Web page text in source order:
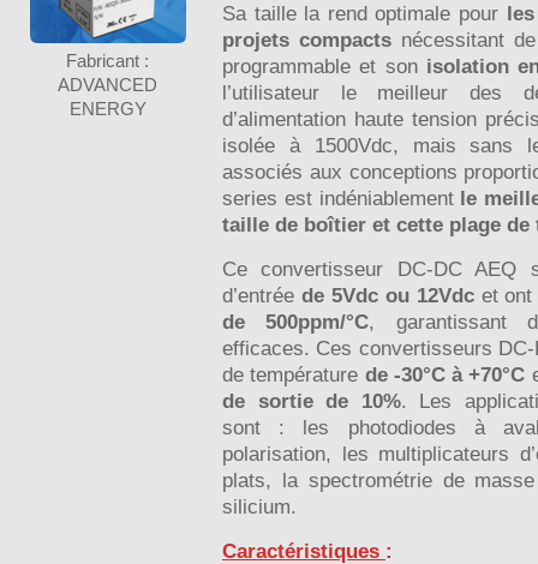
Fabricant :
ADVANCED
ENERGY
Sa taille la rend optimale pour
projets compacts nécessitant
programmable et son isolation
l’utilisateur le meilleur des
d’alimentation haute tension
isolée à 1500Vdc, mais sans
associés aux conceptions
series est indéniablement le
taille de boîtier et cette plage de
Ce convertisseur DC-DC AEQ
d’entrée de 5Vdc ou 12Vdcet
de 500ppm/°C, garantissant
efficaces. Ces convertisseurs
de température de -30°C à +70°C
de sortie de 10%. Les
sont : les photodiodes à
polarisation, les multiplicateurs
plats, la spectrométrie de
silicium.
Caractéristiques :